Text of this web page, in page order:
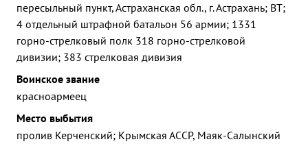
пересыльный пункт, Астраханская обл., г. Астрахань; ВТ;
4 отдельный штрафной батальон 56 армии; 1331
горно-стрелковый полк 318 горно-стрелковой
дивизии; 383 стрелковая дивизия
Воинское звание
красноармеец
Место выбытия
пролив Керченский; Крымская АССР, Маяк-Салынский